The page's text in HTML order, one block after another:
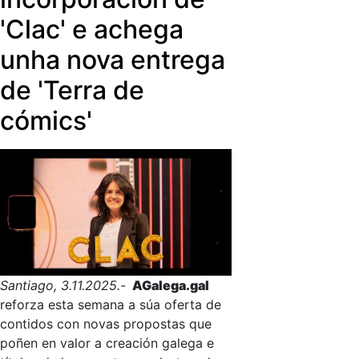
'Clac' e achega
unha nova entrega
de 'Terra de
cómics'
Santiago, 3.11.2025.- AGalega.gal
reforza esta semana a súa oferta de
contidos con novas propostas que
poñen en valor a creación galega e